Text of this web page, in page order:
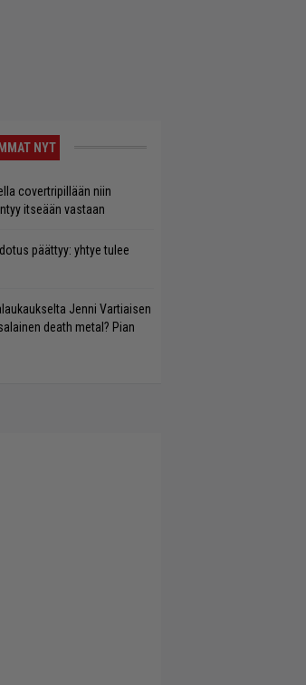
NYT
covertripillään niin
itseään vastaan
päättyy: yhtye tulee
Jenni Vartiaisen
death metal? Pian